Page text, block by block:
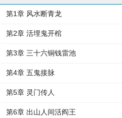
第1章 风水断青龙
第2章 活埋鬼开棺
第3章 三十六铜钱雷池
第4章 五鬼接脉
第5章 灵门传人
第6章 出山人间活阎王